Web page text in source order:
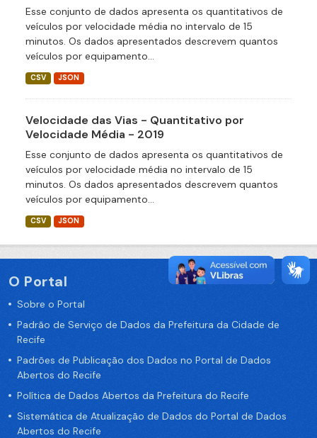
Esse conjunto de dados apresenta os quantitativos de
veículos por velocidade média no intervalo de 15
minutos. Os dados apresentados descrevem quantos
veículos por equipamento...
CSV JSON
Velocidade das Vias - Quantitativo por
Velocidade Média - 2019
Esse conjunto de dados apresenta os quantitativos de
veículos por velocidade média no intervalo de 15
minutos. Os dados apresentados descrevem quantos
veículos por equipamento...
CSV JSON
O Portal
Sobre o Portal
Padrão de Serviço de Dados da Prefeitura da Cidade de
Recife
Padrões de Publicação dos Dados no Portal de Dados
Abertos do Recife
Política de Dados Abertos da Prefeitura do Recife
Sistemática de Atualização de Dados do Portal de Dados
Abertos do Recife